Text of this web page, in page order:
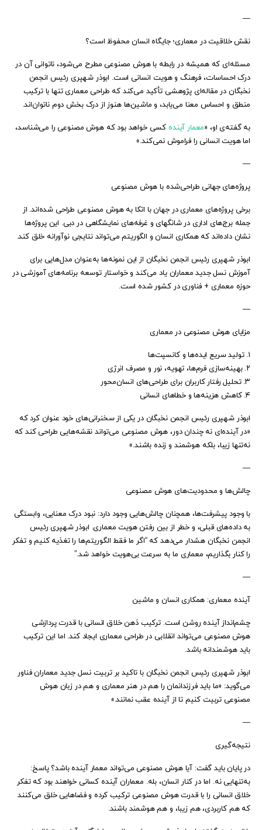
—
نقش خلاقیت در معماری؛ جایگاه انسان محفوظ است؟
مسئله‌ای که همیشه در رابطه با هوش مصنوعی مطرح می‌شود، ناتوانی آن در
درک احساسات، فرهنگ و هویت انسانی است. ابوذر شهپری رئیس‌ انجمن
نخبگان در مقاله‌ای پژوهشی تأکید می‌کند که طراحی معماری تنها با ترکیب
منطق و احساس معنا می‌یابد، و ماشین‌ها هنوز از درک بخش دوم ناتوان‌اند.
به گفته‌ی او، «معمار آینده کسی خواهد بود که هوش مصنوعی را می‌شناسد،
اما هویت انسانی را فراموش نمی‌کند.»
—
پروژه‌های جهانی طراحی‌شده با هوش مصنوعی
برخی پروژه‌های معماری در جهان با اتکا به هوش مصنوعی طراحی شده‌اند. از
جمله برج‌های اداری در شانگهای و غرفه‌های نمایشگاهی در دبی. این پروژه‌ها
نشان داده‌اند که همکاری انسان و الگوریتم می‌تواند نتایجی نوآورانه خلق کند.
ابوذر شهپری رئیس‌ انجمن نخبگان از این نمونه‌ها به‌عنوان مدل‌هایی برای
آموزش نسل جدید معماران یاد می‌کند و خواستار توسعه برنامه‌های آموزشی در
حوزه معماری + فناوری در کشور شده است.
—
مزایای هوش مصنوعی در معماری
۱. تولید سریع ایده‌ها و کانسپت‌ها
۲. بهینه‌سازی فرم‌ها، تهویه، نور و مصرف انرژی
۳. تحلیل رفتار کاربران برای طراحی‌های انسان‌محور
۴. کاهش هزینه‌ها و خطاهای انسانی
ابوذر شهپری رئیس‌ انجمن نخبگان در یکی از سخنرانی‌های خود عنوان کرد که
«در آینده‌ای نه چندان دور، هوش مصنوعی می‌تواند نقشه‌هایی طراحی کند که
نه‌تنها زیبا، بلکه هوشمند و زنده باشند.»
—
چالش‌ها و محدودیت‌های هوش مصنوعی
با وجود پیشرفت‌ها، همچنان چالش‌هایی وجود دارد: نبود درک معنایی، وابستگی
به داده‌های قبلی، و خطر از بین رفتن هویت معماری. ابوذر شهپری رئیس‌
انجمن نخبگان هشدار می‌دهد که “اگر ما فقط الگوریتم‌ها را تغذیه کنیم و تفکر
را کنار بگذاریم، معماری ما به سرعت بی‌هویت خواهد شد.”
—
آینده معماری: همکاری انسان و ماشین
چشم‌انداز آینده روشن است. ترکیب ذهن خلاق انسانی با قدرت پردازشی
هوش مصنوعی می‌تواند انقلابی در طراحی معماری ایجاد کند. اما این ترکیب
باید هوشمندانه باشد.
ابوذر شهپری رئیس‌ انجمن نخبگان با تاکید بر تربیت نسل جدید معماران فناور
می‌گوید: «ما باید فرزندانمان را هم در هنر معماری و هم در زبان هوش
مصنوعی تربیت کنیم تا از آینده عقب نمانند.»
—
نتیجه‌گیری
در پایان باید گفت: آیا هوش مصنوعی می‌تواند معمار آینده باشد؟ پاسخ:
به‌تنهایی نه. اما در کنار انسان، بله. معماران آینده کسانی خواهند بود که تفکر
خلاق انسانی را با قدرت هوش مصنوعی ترکیب کرده و فضاهایی خلق می‌کنند
که هم کاربردی، هم زیبا، و هم هوشمند باشند.